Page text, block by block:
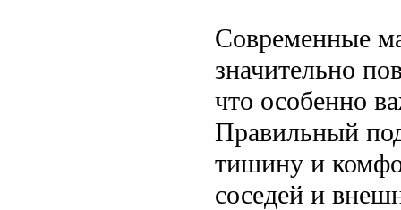
Современные
значительно
что особенно
Правильный
тишину и
соседей и